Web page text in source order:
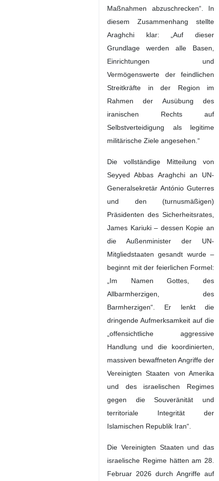
Maßnahmen abzuschrecken“. In
diesem Zusammenhang stellte
Araghchi klar: „Auf dieser
Grundlage werden alle Basen,
Einrichtungen und
Vermögenswerte der feindlichen
Streitkräfte in der Region im
Rahmen der Ausübung des
iranischen Rechts auf
Selbstverteidigung als legitime
militärische Ziele angesehen.“
Die vollständige Mitteilung von
Seyyed Abbas Araghchi an UN-
Generalsekretär António Guterres
und den (turnusmäßigen)
Präsidenten des Sicherheitsrates,
James Kariuki – dessen Kopie an
die Außenminister der UN-
Mitgliedstaaten gesandt wurde –
beginnt mit der feierlichen Formel:
„Im Namen Gottes, des
Allbarmherzigen, des
Barmherzigen“. Er lenkt die
dringende Aufmerksamkeit auf die
„offensichtliche aggressive
Handlung und die koordinierten,
massiven bewaffneten Angriffe der
Vereinigten Staaten von Amerika
und des israelischen Regimes
gegen die Souveränität und
territoriale Integrität der
Islamischen Republik Iran“.
Die Vereinigten Staaten und das
israelische Regime hätten am 28.
Februar 2026 durch Angriffe auf